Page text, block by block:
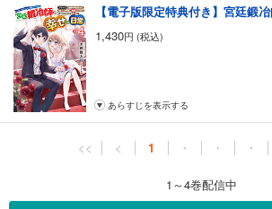
1,430円 (税込)
あらすじを表示する
<< < 1 ・ ・ ・
1～4巻配信中